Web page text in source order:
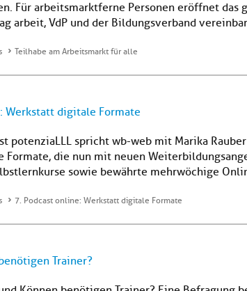
Für arbeitsmarktferne Personen eröffnet
arbeit, VdP und der Bildungsverband
Teilhabe am Arbeitsmarkt für alle
Werkstatt digitale Formate
potenziaLLL spricht wb-web mit Marika
Formate, die nun mit neuen
sowie bewährte mehrwöchige
7. Podcast online: Werkstatt digitale Formate
Trainer?